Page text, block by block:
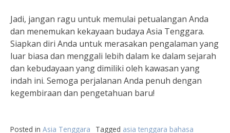
Jadi, jangan ragu untuk memulai petualangan Anda
dan menemukan kekayaan budaya Asia Tenggara.
Siapkan diri Anda untuk merasakan pengalaman yang
luar biasa dan menggali lebih dalam ke dalam sejarah
dan kebudayaan yang dimiliki oleh kawasan yang
indah ini. Semoga perjalanan Anda penuh dengan
kegembiraan dan pengetahuan baru!
Posted in Asia Tenggara Tagged asia tenggara bahasa